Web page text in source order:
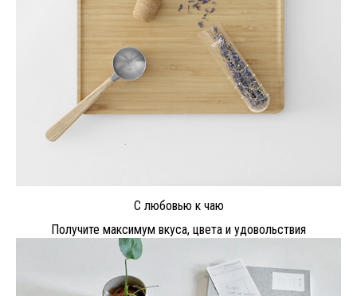
С любовью к чаю
Получите максимум вкуса, цвета и удовольствия